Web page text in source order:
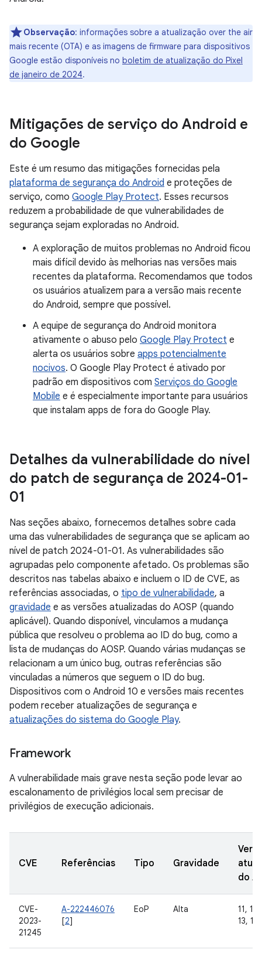
Observação: informações sobre a atualização over the air
mais recente (OTA) e as imagens de firmware para dispositivos
Google estão disponíveis no boletim de atualização do Pixel
de janeiro de 2024.
Mitigações de serviço do Android e
do Google
Este é um resumo das mitigações fornecidas pela
plataforma de segurança do Android e proteções de
serviço, como Google Play Protect. Esses recursos
reduzem a probabilidade de que vulnerabilidades de
segurança sejam exploradas no Android.
A exploração de muitos problemas no Android ficou
mais difícil devido às melhorias nas versões mais
recentes da plataforma. Recomendamos que todos
os usuários atualizem para a versão mais recente
do Android, sempre que possível.
A equipe de segurança do Android monitora
ativamente o abuso pelo Google Play Protect e
alerta os usuários sobre apps potencialmente
nocivos. O Google Play Protect é ativado por
padrão em dispositivos com Serviços do Google
Mobile e é especialmente importante para usuários
que instalam apps de fora do Google Play.
Detalhes da vulnerabilidade do nível
do patch de segurança de 2024-01-
01
Nas seções abaixo, fornecemos detalhes sobre cada
uma das vulnerabilidades de segurança que se aplicam ao
nível de patch 2024-01-01. As vulnerabilidades são
agrupadas pelo componente afetado. Os problemas são
descritos nas tabelas abaixo e incluem o ID de CVE, as
referências associadas, o tipo de vulnerabilidade, a
gravidade e as versões atualizadas do AOSP (quando
aplicável). Quando disponível, vinculamos a mudança
pública que resolveu o problema ao ID do bug, como a
lista de mudanças do AOSP. Quando várias mudanças se
relacionam a um único bug, outras referências são
vinculadas a números que seguem o ID do bug.
Dispositivos com o Android 10 e versões mais recentes
podem receber atualizações de segurança e
atualizações do sistema do Google Play.
Framework
A vulnerabilidade mais grave nesta seção pode levar ao
escalonamento de privilégios local sem precisar de
privilégios de execução adicionais.
CVE Referências Tipo Gravidade
do
CVE-
2023-
21245
A-222446076
[2]
EoP Alta
11,
13, 14